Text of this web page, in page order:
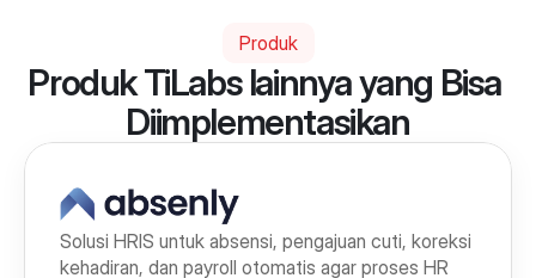
Produk
Produk TiLabs lainnya yang Bisa
Diimplementasikan
Solusi HRIS untuk absensi, pengajuan cuti, koreksi
kehadiran, dan payroll otomatis agar proses HR